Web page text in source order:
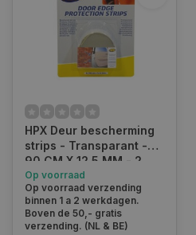
HPX Deur bescherming
strips - Transparant -
90 CM X 12.5 MM - 2
stuks
Op voorraad
Op voorraad verzending
binnen 1 a 2 werkdagen.
Boven de 50,- gratis
verzending. (NL & BE)